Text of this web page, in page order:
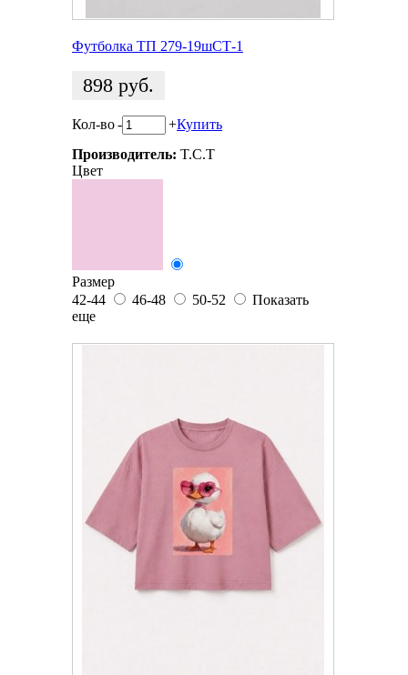
Футболка ТП 279-19шСТ-1
898 руб.
Кол-во- +Купить
Производитель: T.C.T
Цвет
Размер
42-44
46-48 50-52
Показать
еще